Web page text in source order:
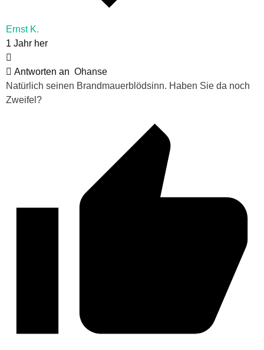
Ernst K.
1 Jahr her
Antworten an Ohanse
Natürlich seinen Brandmauerblödsinn. Haben Sie da noch
Zweifel?